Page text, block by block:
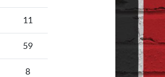
11
59
8